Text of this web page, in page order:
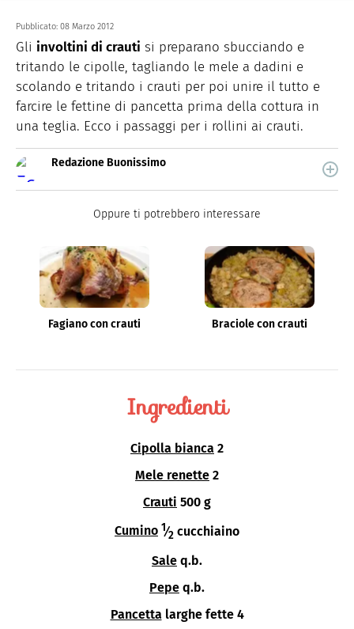
Pubblicato: 08 Marzo 2012
Gli involtini di crauti si preparano sbucciando e
tritando le cipolle, tagliando le mele a dadini e
scolando e tritando i crauti per poi unire il tutto e
farcire le fettine di pancetta prima della cottura in
una teglia. Ecco i passaggi per i rollini ai crauti.
Redazione Buonissimo
quale trovi idee veloci, facili e spiegate passo passo.
Oppure ti potrebbero interessare
Fagiano con crauti Braciole con crauti
Ingredienti
Cipolla bianca 2
Mele renette 2
Crauti 500 g
Cumino 1⁄2 cucchiaino
Sale q.b.
Pepe q.b.
Pancetta larghe fette 4